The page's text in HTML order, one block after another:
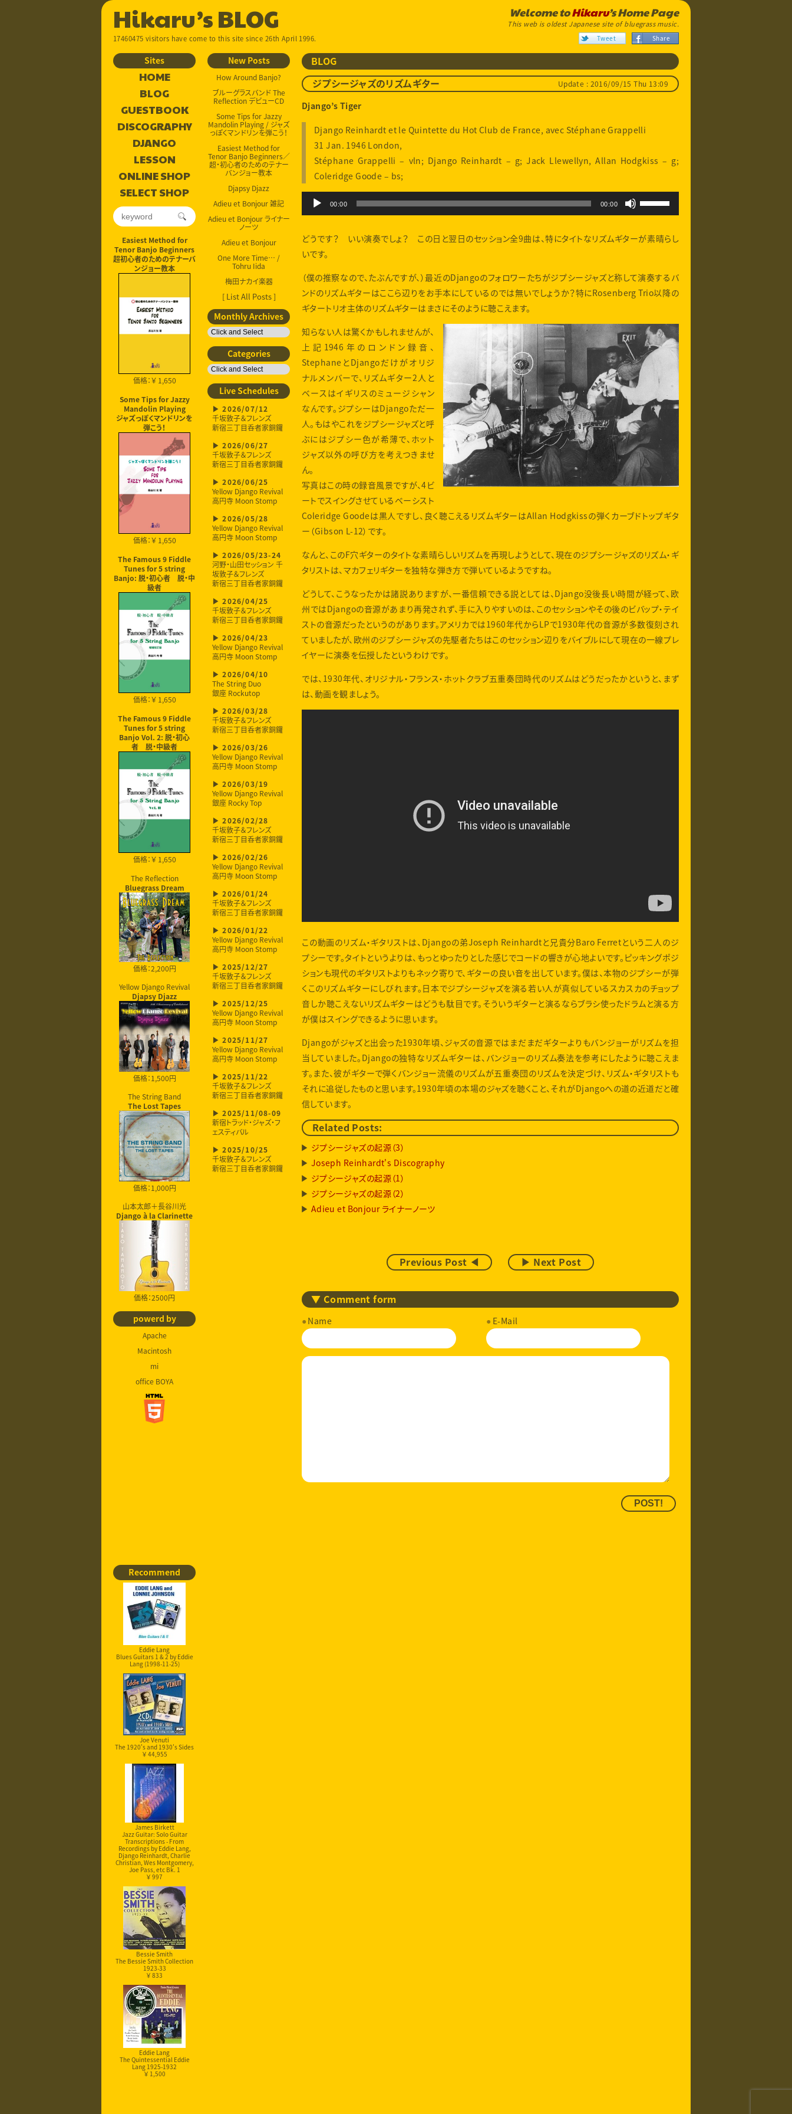
Hikaru’s BLOG Welcome toHikaru’s Home Page
This web is oldest Japanese site of bluegrass music.
Share
Tweet
17460475 visitors have come to this site since 26th April 1996.
BLOG
ジプシージャズのリズムギター Update : 2016/09/15 Thu 13:09
Django’s Tiger
Django Reinhardt et le Quintette du Hot Club de France, avec Stéphane Grappelli
31 Jan. 1946 London,
Stéphane Grappelli – vln; Django Reinhardt – g; Jack Llewellyn, Allan Hodgkiss – g;
Coleridge Goode – bs;
Audio
Player
00:00 00:00
keys
increase
どうです？ いい演奏でしょ？ この日と翌日のセッション全9曲は、特にタイトなリズムギターが素晴らし
いです。
（僕の推察なので、たぶんですが、）最近のDjangoのフォロワーたちがジプシージャズと称して演奏するバ
ンドのリズムギターはここら辺りをお手本にしているのでは無いでしょうか？特にRosenberg Trio以降の
ギタートリオ主体のリズムギターはまさにそのように聴こえます。
知らない人は驚くかもしれませんが、
上記1946年のロンドン録音、
StephaneとDjangoだけがオリジ
ナルメンバーで、リズムギター2人と
ベースはイギリスのミュージシャン
なんです。ジプシーはDjangoただ一
人。もはやこれをジプシージャズと呼
ぶにはジプシー色が希薄で、ホット
ジャズ以外の呼び方を考えつきませ
ん。
写真はこの時の録音風景ですが、4ビ
ートでスイングさせているベーシスト
Coleridge Goodeは黒人ですし、良く聴こえるリズムギターはAllan Hodgkissの弾くカーブドトップギタ
ー（Gibson L-12）です。
なんと、このF穴ギターのタイトな素晴らしいリズムを再現しようとして、現在のジプシージャズのリズム・ギ
タリストは、マカフェリギターを独特な弾き方で弾いているようですね。
どうして、こうなったかは諸説ありますが、一番信頼できる説としては、Django没後長い時間が経って、欧
州ではDjangoの音源があまり再発されず、手に入りやすいのは、このセッションやその後のビバップ・テイ
ストの音源だったというのがあります。アメリカでは1960年代からLPで1930年代の音源が多数復刻され
ていましたが、欧州のジプシージャズの先駆者たちはこのセッション辺りをバイブルにして現在の一線プレ
イヤーに演奏を伝授したというわけです。
では、1930年代、オリジナル・フランス・ホットクラブ五重奏団時代のリズムはどうだったかというと、まず
は、動画を観ましょう。
この動画のリズム・ギタリストは、Djangoの弟Joseph Reinhardtと兄貴分Baro Ferretという二人のジ
プシーです。タイトというよりは、もっとゆったりとした感じでコードの響きが心地よいです。ピッキングポジ
ションも現代のギタリストよりもネック寄りで、ギターの良い音を出しています。僕は、本物のジプシーが弾
くこのリズムギターにしびれます。日本でジプシージャズを演る若い人が真似しているスカスカのチョップ
音しか聴こえないリズムギターはどうも駄目です。そういうギターと演るならブラシ使ったドラムと演る方
が僕はスイングできるように思います。
Djangoがジャズと出会った1930年頃、ジャズの音源ではまだまだギターよりもバンジョーがリズムを担
当していました。Djangoの独特なリズムギターは、バンジョーのリズム奏法を参考にしたように聴こえま
す。また、彼がギターで弾くバンジョー流儀のリズムが五重奏団のリズムを決定づけ、リズム・ギタリストも
それに追従したものと思います。1930年頃の本場のジャズを聴くこと、それがDjangoへの道の近道だと確
信しています。
Related Posts:
ジプシージャズの起源（3）
Joseph Reinhardt's Discography
ジプシージャズの起源（1）
ジプシージャズの起源（2）
Adieu et Bonjour ライナーノーツ
Previous Post ◀ ▶ Next Post
▼ Comment form
Name E-Mail
Sites
HOME
BLOG
GUESTBOOK
DISCOGRAPHY
DJANGO
LESSON
ONLINE SHOP
SELECT SHOP
Easiest Method for
Tenor Banjo Beginners
超初心者のためのテナーバ
ンジョー教本
価格：￥ 1,650
Some Tips for Jazzy
Mandolin Playing
ジャズっぽくマンドリンを
弾こう！
価格：￥ 1,650
The Famous 9 Fiddle
Tunes for 5 string
Banjo: 脱・初心者 脱・中
級者
価格：￥ 1,650
The Famous 9 Fiddle
Tunes for 5 string
Banjo Vol. 2: 脱・初心
者 脱・中級者
価格：￥ 1,650
The Reflection
Bluegrass Dream
価格：2,200円
Yellow Django Revival
Djapsy Djazz
価格：1,500円
The String Band
The Lost Tapes
価格：1,000円
山本太郎＋長谷川光
Django à la Clarinette
価格：2500円
powerd by
Apache
Macintosh
mi
office BOYA
Recommend
Eddie Lang
Blues Guitars 1 & 2 by Eddie
Lang (1998-11-25)
Joe Venuti
The 1920's and 1930's Sides
￥ 44,955
James Birkett
Jazz Guitar: Solo Guitar
Transcriptions - From
Recordings by Eddie Lang,
Django Reinhardt, Charlie
Christian, Wes Montgomery,
Joe Pass, etc Bk. 1
￥ 997
Bessie Smith
The Bessie Smith Collection
1923-33
￥ 833
Eddie Lang
The Quintessential Eddie
Lang 1925-1932
￥ 1,500
New Posts
How Around Banjo?
ブルーグラスバンド The
Reflection デビューCD
Some Tips for Jazzy
Mandolin Playing / ジャズ
っぽくマンドリンを弾こう！
Easiest Method for
Tenor Banjo Beginners／
超・初心者のためのテナー
バンジョー教本
Djapsy Djazz
Adieu et Bonjour 雑記
Adieu et Bonjour ライナー
ノーツ
Adieu et Bonjour
One More Time… /
Tohru Iida
梅田ナカイ楽器
[ List All Posts ]
Monthly Archives
Categories
Live Schedules
2026/07/12
千坂敦子＆フレンズ
新宿三丁目呑者家銅鑼
2026/06/27
千坂敦子＆フレンズ
新宿三丁目呑者家銅鑼
2026/06/25
Yellow Django Revival
高円寺 Moon Stomp
2026/05/28
Yellow Django Revival
高円寺 Moon Stomp
2026/05/23-24
河野・山田セッション 千
坂敦子＆フレンズ
新宿三丁目呑者家銅鑼
2026/04/25
千坂敦子＆フレンズ
新宿三丁目呑者家銅鑼
2026/04/23
Yellow Django Revival
高円寺 Moon Stomp
2026/04/10
The String Duo
銀座 Rockutop
2026/03/28
千坂敦子＆フレンズ
新宿三丁目呑者家銅鑼
2026/03/26
Yellow Django Revival
高円寺 Moon Stomp
2026/03/19
Yellow Django Revival
銀座 Rocky Top
2026/02/28
千坂敦子＆フレンズ
新宿三丁目呑者家銅鑼
2026/02/26
Yellow Django Revival
高円寺 Moon Stomp
2026/01/24
千坂敦子＆フレンズ
新宿三丁目呑者家銅鑼
2026/01/22
Yellow Django Revival
高円寺 Moon Stomp
2025/12/27
千坂敦子＆フレンズ
新宿三丁目呑者家銅鑼
2025/12/25
Yellow Django Revival
高円寺 Moon Stomp
2025/11/27
Yellow Django Revival
高円寺 Moon Stomp
2025/11/22
千坂敦子＆フレンズ
新宿三丁目呑者家銅鑼
2025/11/08-09
新宿トラッド・ジャズ・フ
ェスティバル
2025/10/25
千坂敦子＆フレンズ
新宿三丁目呑者家銅鑼